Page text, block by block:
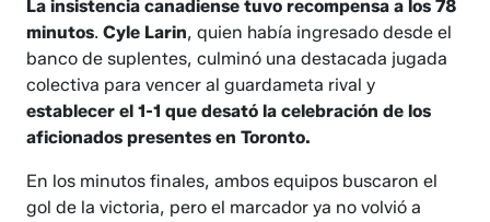
La insistencia canadiense tuvo recompensa a los 78
minutos.Cyle Larin, quien había ingresado desde el
banco de suplentes, culminó una destacada jugada
colectiva para vencer al guardameta rival y
establecer el 1-1 que desató la celebración de los
aficionados presentes en Toronto.
En los minutos finales, ambos equipos buscaron el
gol de la victoria, pero el marcador ya no volvió a